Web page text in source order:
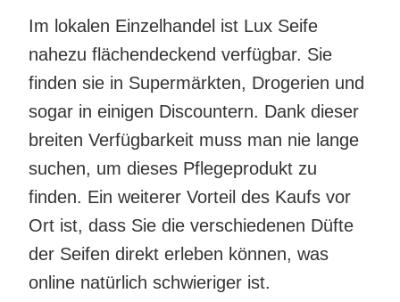
Im lokalen Einzelhandel ist Lux Seife
nahezu flächendeckend verfügbar. Sie
finden sie in Supermärkten, Drogerien und
sogar in einigen Discountern. Dank dieser
breiten Verfügbarkeit muss man nie lange
suchen, um dieses Pflegeprodukt zu
finden. Ein weiterer Vorteil des Kaufs vor
Ort ist, dass Sie die verschiedenen Düfte
der Seifen direkt erleben können, was
online natürlich schwieriger ist.